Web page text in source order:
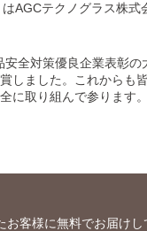
はAGCテクノグラス株
全対策優良企業表彰の
しました。これからも
に取り組んで参ります
客様に無料でお届けし